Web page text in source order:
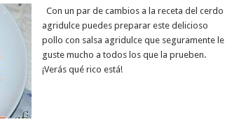
Con un par de cambios a la receta del cerdo
agridulce puedes preparar este delicioso
pollo con salsa agridulce que seguramente le
guste mucho a todos los que la prueben.
¡Verás qué rico está!